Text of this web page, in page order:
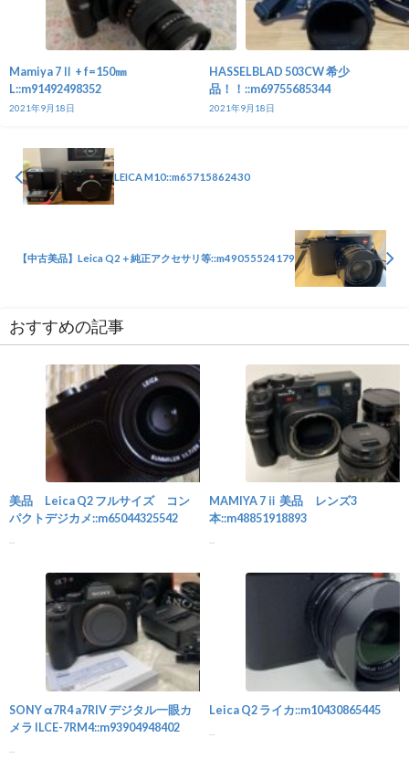
Mamiya 7Ⅱ + f=150㎜
L::m91492498352
2021年9月18日
HASSELBLAD 503CW 希少
品！！::m69755685344
2021年9月18日
LEICA M10::m65715862430
【中古美品】Leica Q2＋純正アクセサリ等::m49055524179
おすすめの記事
美品 Leica Q2 フルサイズ コン
パクトデジカメ::m65044325542
MAMIYA 7ⅱ 美品 レンズ3
本::m48851918893
SONY α7R4 a7RIV デジタル一眼カ
メラ ILCE-7RM4::m93904948402
Leica Q2 ライカ::m10430865445